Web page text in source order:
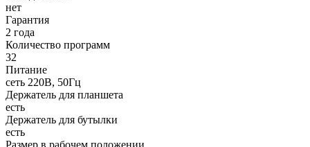
нет
Гарантия
2 года
Количество программ
32
Питание
сеть 220В, 50Гц
Держатель для планшета
есть
Держатель для бутылки
есть
Размер в рабочем положении